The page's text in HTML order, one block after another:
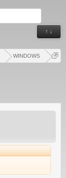
↑ ↓
WINDOWS